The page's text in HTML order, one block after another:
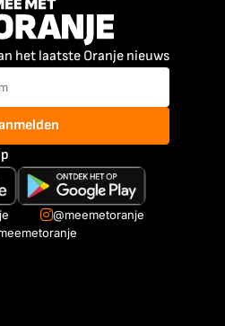
het laatste Oranje nieuws
@meemetoranje